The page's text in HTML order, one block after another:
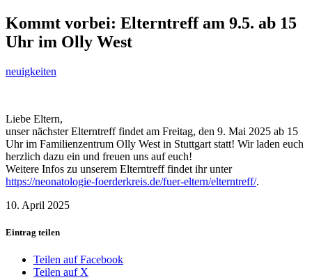
Kommt vorbei: Elterntreff am 9.5. ab 15
Uhr im Olly West
neuigkeiten
Liebe Eltern,
unser nächster Elterntreff findet am Freitag, den 9. Mai 2025 ab 15
Uhr im Familienzentrum Olly West in Stuttgart statt! Wir laden euch
herzlich dazu ein und freuen uns auf euch!
Weitere Infos zu unserem Elterntreff findet ihr unter
https://neonatologie-foerderkreis.de/fuer-eltern/elterntreff/.
10. April 2025
Eintrag teilen
Teilen auf Facebook
Teilen auf X